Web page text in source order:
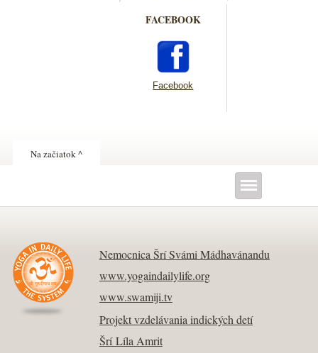
FACEBOOK
Facebook
Na začiatok ^
Nemocnica Šrí Svámi Mádhavánandu
www.yogaindailylife.org
www.swamiji.tv
Projekt vzdelávania indických detí
Šrí Líla Amrit